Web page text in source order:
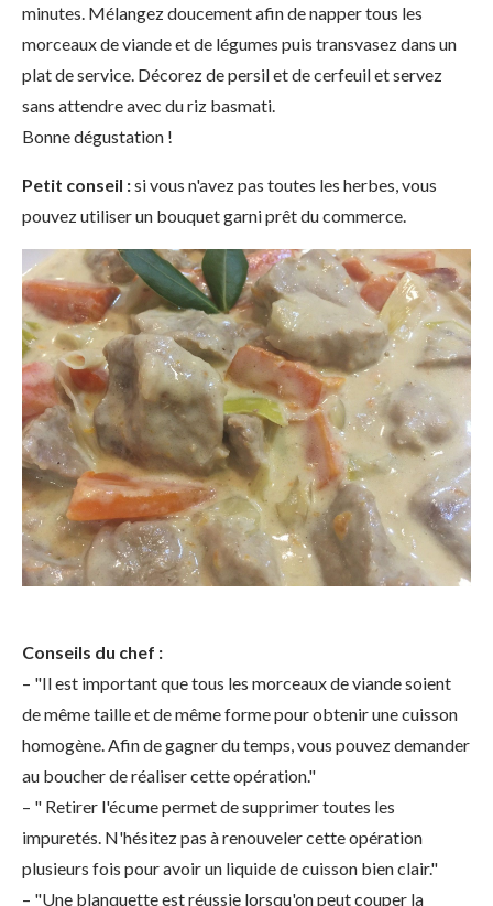
minutes. Mélangez doucement afin de napper tous les
morceaux de viande et de légumes puis transvasez dans un
plat de service. Décorez de persil et de cerfeuil et servez
sans attendre avec du riz basmati.
Bonne dégustation !
Petit conseil :si vous n'avez pas toutes les herbes, vous
pouvez utiliser un bouquet garni prêt du commerce.
Conseils du chef :
– "Il est important que tous les morceaux de viande soient
de même taille et de même forme pour obtenir une cuisson
homogène. Afin de gagner du temps, vous pouvez demander
au boucher de réaliser cette opération."
– " Retirer l'écume permet de supprimer toutes les
impuretés. N'hésitez pas à renouveler cette opération
plusieurs fois pour avoir un liquide de cuisson bien clair."
– "Une blanquette est réussie lorsqu'on peut couper la